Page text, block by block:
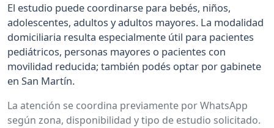
El estudio puede coordinarse para bebés, niños,
adolescentes, adultos y adultos mayores. La modalidad
domiciliaria resulta especialmente útil para pacientes
pediátricos, personas mayores o pacientes con
movilidad reducida; también podés optar por gabinete
en San Martín.
La atención se coordina previamente por WhatsApp
según zona, disponibilidad y tipo de estudio solicitado.